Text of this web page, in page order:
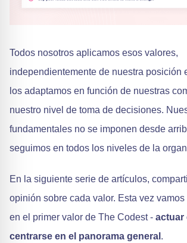
Todos nosotros aplicamos esos valores,
independientemente de nuestra posición
los adaptamos en función de nuestras
nuestro nivel de toma de decisiones.
fundamentales no se imponen desde
seguimos en todos los niveles de la
En la siguiente serie de artículos,
opinión sobre cada valor. Esta vez
en el primer valor de The Codest - actuar
centrarse en el panorama general .